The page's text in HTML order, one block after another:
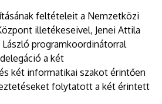
feltételeit a Nemzetközi
illetékeseivel, Jenei Attila
programkoordinátorral
a két
két informatikai szakot érintően
folytatott a két érintett